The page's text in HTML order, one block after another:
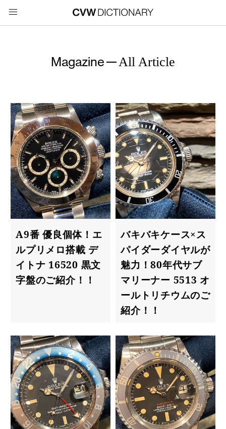
Magazine All Article
A9番 優良個体！エ
ルプリメロ搭載 デ
イトナ 16520 黒文
字盤のご紹介！！
バキバキケース×ス
パイダーダイヤルが
魅力！80年代サブ
マリーナー 5513 オ
ールトリチウムのご
紹介！！